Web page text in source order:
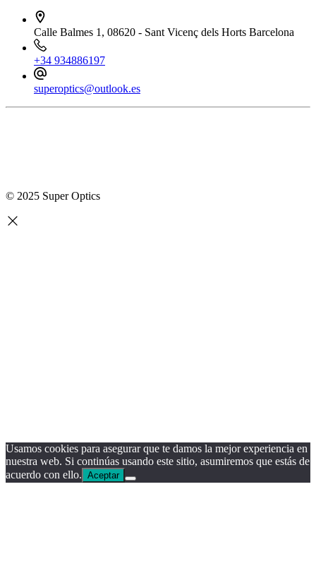
Calle Balmes 1, 08620 - Sant Vicenç dels Horts Barcelona
+34 934886197
superoptics@outlook.es
© 2025 Super Optics
Usamos cookies para asegurar que te damos la mejor experiencia en
nuestra web. Si continúas usando este sitio, asumiremos que estás de
acuerdo con ello. Aceptar